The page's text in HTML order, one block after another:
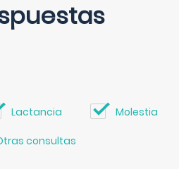
Lactancia Molestia
consultas